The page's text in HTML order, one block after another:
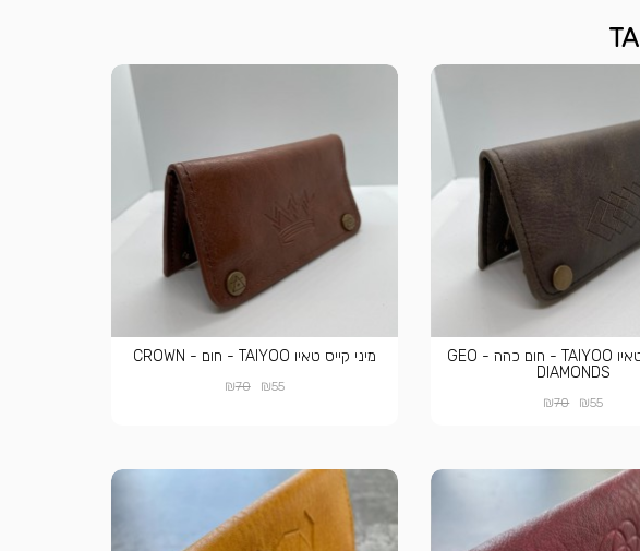
מיני קייס טאיו TAIYOO - חום כהה - GEO
DIAMONDS
₪55
₪70
מיני קייס טאיו TAIYOO - חום - CROWN
₪55
₪70